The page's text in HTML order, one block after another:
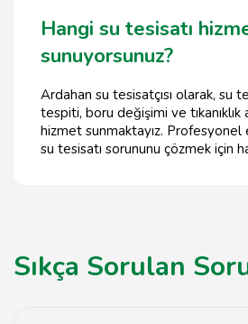
Hangi su tesisatı
sunuyorsunuz?
Ardahan su tesisatçısı olarak, su
tespiti, boru değişimi ve
hizmet sunmaktayız. Profesyonel
su tesisatı sorununu çözmek için
Sıkça Sorulan